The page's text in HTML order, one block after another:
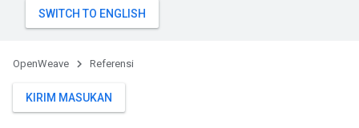
OpenWeave Referensi
KIRIM MASUKAN